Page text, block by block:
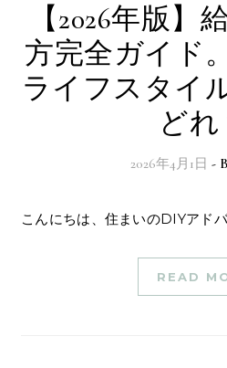
【2026年版】
方完全ガイド
ライフスタイ
どれ
2026年4月1日 -
こんにちは、住まいのDIYアド
READ